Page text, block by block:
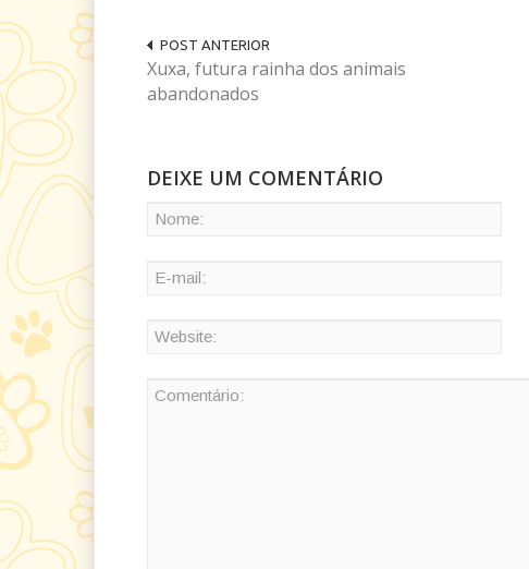
POST ANTERIOR
Xuxa, futura rainha dos animais
abandonados
DEIXE UM COMENTÁRIO